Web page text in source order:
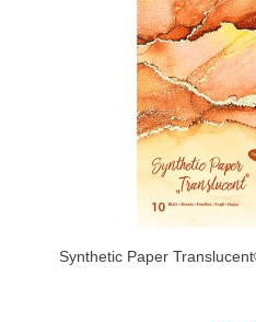
Synthetic Paper